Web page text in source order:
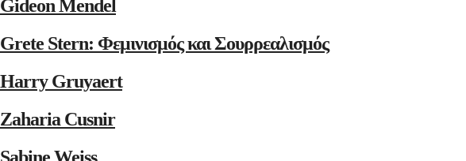
Gideon Mendel
Grete Stern: Φεμινισμός και Σουρρεαλισμός
Harry Gruyaert
Zaharia Cusnir